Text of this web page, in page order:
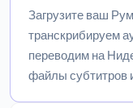
Загрузите ваш
транскрибируем
переводим на
файлы субтитров